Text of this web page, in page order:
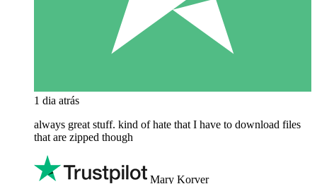
1 dia atrás
always great stuff. kind of hate that I have to download files
that are zipped though
Mary Korver